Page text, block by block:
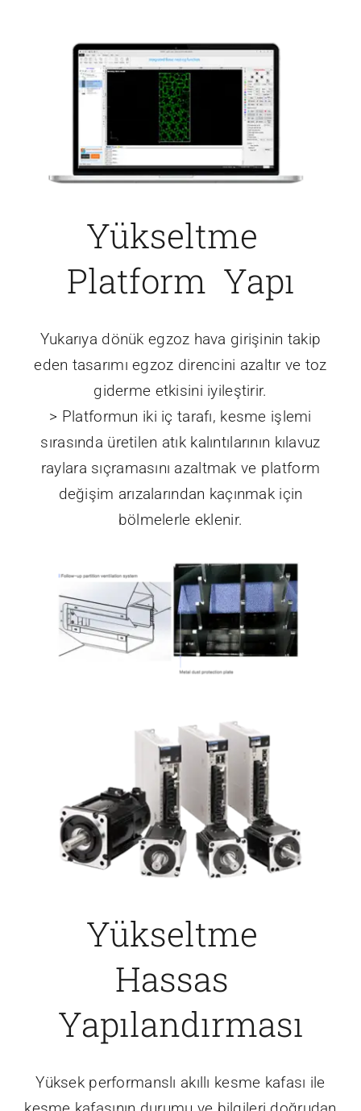
Yükseltme
Platform Yapı
Yukarıya dönük egzoz hava girişinin takip
eden tasarımı egzoz direncini azaltır ve toz
> Platformun iki iç tarafı, kesme işlemi
sırasında üretilen atık kalıntılarının kılavuz
raylara sıçramasını azaltmak ve platform
değişim arızalarından kaçınmak için
bölmelerle eklenir.
Yükseltme